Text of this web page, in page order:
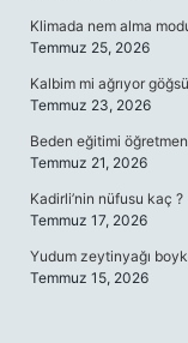
Klimada nem alma
Temmuz 25, 2026
Kalbim mi ağrıyor
Temmuz 23, 2026
Beden eğitimi
Temmuz 21, 2026
Kadirli’nin nüfusu kaç ?
Temmuz 17, 2026
Yudum zeytinyağı
Temmuz 15, 2026